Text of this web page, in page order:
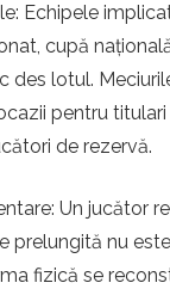
Echipele
cupă
des lotul.
pentru
de rezervă.
Un jucător
prelungită nu
fizică se